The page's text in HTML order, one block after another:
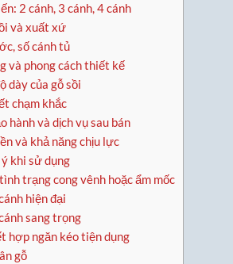
2 cánh, 3 cánh, 4 cánh
và xuất xứ
số cánh tủ
và phong cách thiết kế
dày của gỗ sồi
chạm khắc
hành và dịch vụ sau bán
và khả năng chịu lực
khi sử dụng
trạng cong vênh hoặc ẩm mốc
hiện đại
sang trọng
hợp ngăn kéo tiện dụng
gỗ